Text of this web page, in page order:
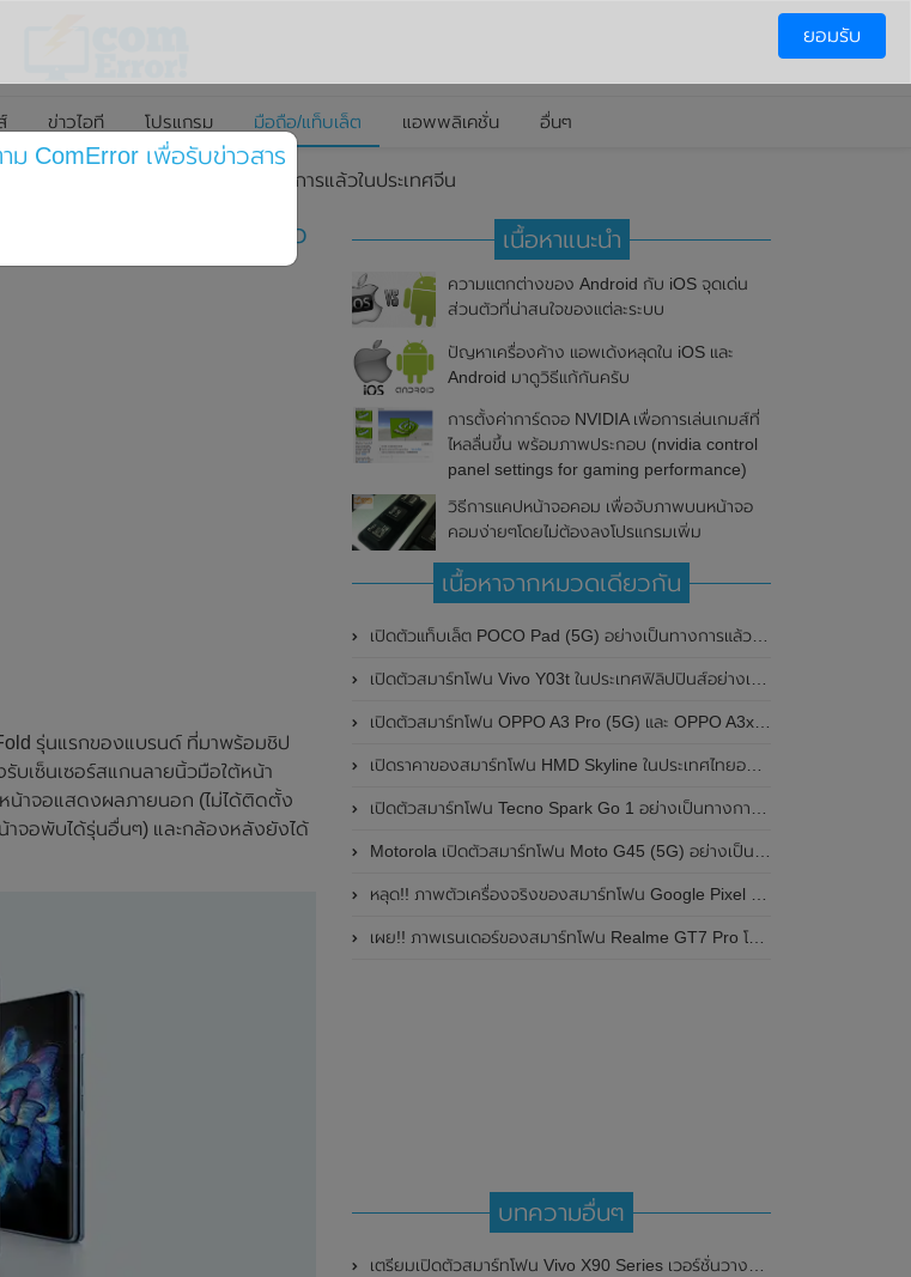
ข่าวไอที โปรแกรม มือถือ/แท็บเล็ต แอพพลิเคชั่น อื่นๆ
รุ่นแรกของแบรนด์อย่างเป็นทางการแล้วในประเทศจีน
รนด์อย่างเป็นทางการแล้ว
รุ่นแรกของแบรนด์ ที่มาพร้อมชิป
บเซ็นเซอร์สแกนลายนิ้วมือใต้หน้า
น้าจอแสดงผลภายนอก (ไม่ได้ติดตั้ง
าจอพับได้รุ่นอื่นๆ) และกล้องหลังยังได้
เนื้อหาแนะนำ
ความแตกต่างของ Android กับ iOS จุดเด่น
ส่วนตัวที่น่าสนใจของแต่ละระบบ
ปัญหาเครื่องค้าง แอพเด้งหลุดใน iOS และ
Android มาดูวิธีแก้กันครับ
การตั้งค่าการ์ดจอ NVIDIA เพื่อการเล่นเกมส์ที่
ไหลลื่นขึ้น พร้อมภาพประกอบ (nvidia control
panel settings for gaming performance)
วิธีการแคปหน้าจอคอม เพื่อจับภาพบนหน้าจอ
คอมง่ายๆโดยไม่ต้องลงโปรแกรมเพิ่ม
เนื้อหาจากหมวดเดียวกัน
เปิดตัวแท็บเล็ต POCO Pad (5G) อย่างเป็นทางการแล้วในประเทศอินเดีย มาพร้อมชิปเซ็ต Snapdragon 7s Gen 2 ของ Qualcomm และรองรับเครือข่าย 5G
เปิดตัวสมาร์ทโฟน Vivo Y03t ในประเทศฟิลิปปินส์อย่างเป็นทางการแล้ว มาพร้อมชิปเซ็ต Unisoc T612 , กล้องหลัง ความละเอียด 13MP , แบตเตอรี่ 5,000mAh และหน้าจอแสดงผล LCD / 90Hz
เปิดตัวสมาร์ทโฟน OPPO A3 Pro (5G) และ OPPO A3x ในประเทศไทยอย่างเป็นทางการแล้ว ในราคาเริ่มต้นเพียง 3,999 บาท
เปิดราคาของสมาร์ทโฟน HMD Skyline ในประเทศไทยอย่างเป็นทางการแล้ว ราคา 14,990 บาท
เปิดตัวสมาร์ทโฟน Tecno Spark Go 1 อย่างเป็นทางการแล้ว มาพร้อมหน้าจอแสดงผล LCD / 120Hz , แบตเตอรี่ 5,000mAh และใช้ชิปเซ็ต Unisoc
Motorola เปิดตัวสมาร์ทโฟน Moto G45 (5G) อย่างเป็นทางการแล้วในอินเดีย
หลุด!! ภาพตัวเครื่องจริงของสมาร์ทโฟน Google Pixel 9a โชว์ดีไซน์ใหม่ กล้องหลังแบนราบ ไม่มีกรอบของกล้องแล้ว
เผย!! ภาพเรนเดอร์ของสมาร์ทโฟน Realme GT7 Pro โชว์ให้เห็นดีไซน์ใหม่ พร้อมเผยรายละเอียดสเปกที่สำคัญบางส่วน
บทความอื่นๆ
เตรียมเปิดตัวสมาร์ทโฟน Vivo X90 Series เวอร์ชั่นวางขายทั่วโลก ในวันที่ 31 มกราคม 2023
ยอมรับ
ม ComError เพื่อรับข่าวสาร